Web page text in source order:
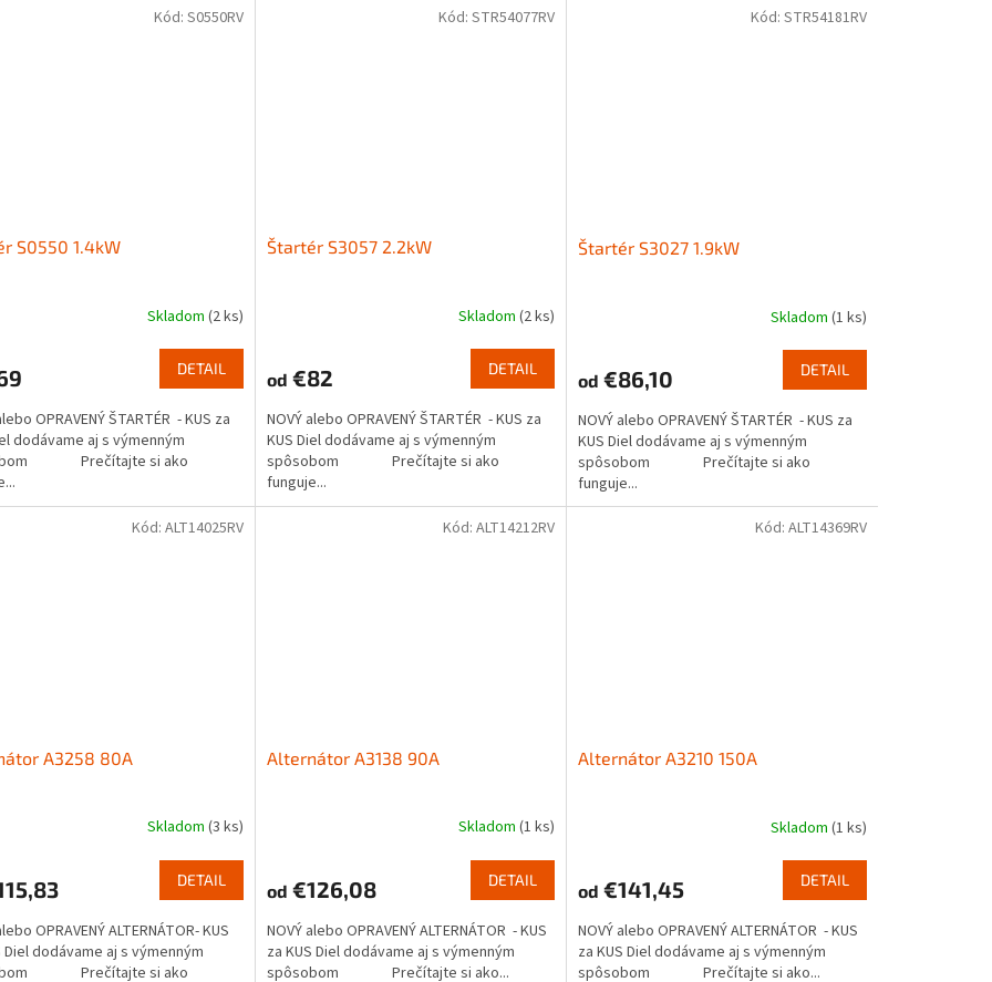
S0550 1.4kW
Skladom (2 ks)
DETAIL
OPRAVENÝ ŠTARTÉR - KUS za
dodávame aj s výmenným
Prečítajte si ako
Kód: S0550RV
Štartér S3057 2.2kW
Skladom (2 ks)
od €82 DETAIL
NOVÝ alebo OPRAVENÝ ŠTARTÉR - KUS za
KUS Diel dodávame aj s výmenným
spôsobom Prečítajte si ako
funguje...
Kód: STR54077RV
Štartér S3027 1.9kW
Skladom (1 ks)
od €86,10 DETAIL
NOVÝ alebo OPRAVENÝ ŠTARTÉR - KUS za
KUS Diel dodávame aj s výmenným
spôsobom Prečítajte si ako
funguje...
Kód: STR54181RV
A3258 80A
Skladom (3 ks)
DETAIL
OPRAVENÝ ALTERNÁTOR- KUS
Diel dodávame aj s výmenným
Prečítajte si ako
Kód: ALT14025RV
Alternátor A3138 90A
Skladom (1 ks)
od €126,08 DETAIL
NOVÝ alebo OPRAVENÝ ALTERNÁTOR - KUS
za KUS Diel dodávame aj s výmenným
spôsobom Prečítajte si ako...
Kód: ALT14212RV
Alternátor A3210 150A
Skladom (1 ks)
od €141,45 DETAIL
NOVÝ alebo OPRAVENÝ ALTERNÁTOR - KUS
za KUS Diel dodávame aj s výmenným
spôsobom Prečítajte si ako...
Kód: ALT14369RV